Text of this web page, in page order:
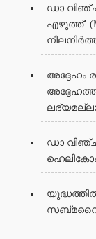
ഡാ
എഴുത്ത്’
അദ്ദേഹം
ഡാ